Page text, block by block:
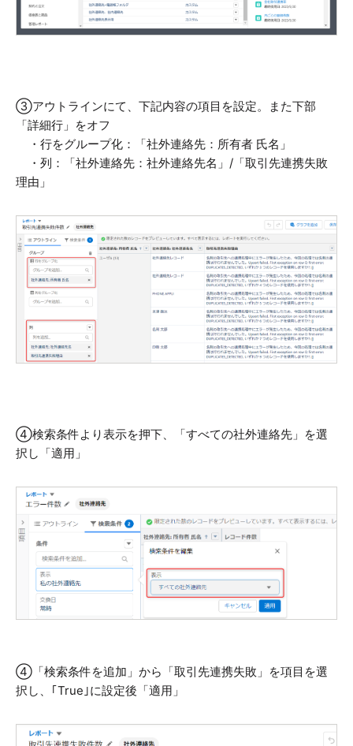
③アウトラインにて、下記内容の項目を設定。また下部
「詳細行」をオフ
・行をグループ化：「社外連絡先：所有者 氏名」
・列：「社外連絡先：社外連絡先名」/「取引先連携失敗
理由」
④検索条件より表示を押下、「すべての社外連絡先」を選
択し「適用」
④「検索条件を追加」から「取引先連携失敗」を項目を選
択し、｢True｣に設定後「適用」